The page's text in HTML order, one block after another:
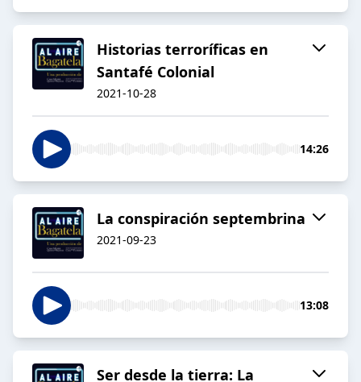
Historias terroríficas en
Santafé Colonial
2021-10-28
14:26
La conspiración septembrina
2021-09-23
13:08
Ser desde la tierra: La